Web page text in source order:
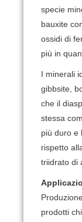
specie
bauxite
ossidi di
più in
I minerali
gibbsite,
che il
stessa
più duro e
rispetto
triidrato di
prodotti